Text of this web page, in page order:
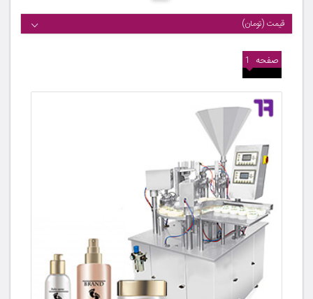
قیمت (تومان)
صفحه 1